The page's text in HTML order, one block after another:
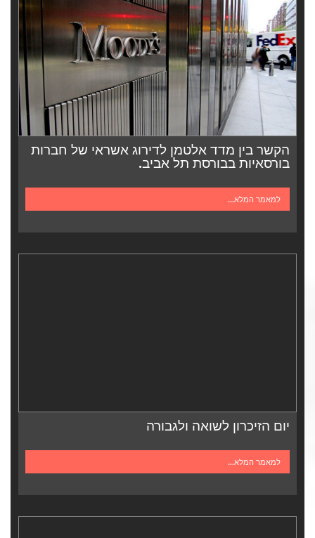
הקשר בין מדד אלטמן לדירוג אשראי של חברות
בורסאיות בבורסת תל אביב.
למאמר המלא...
יום הזיכרון לשואה ולגבורה
למאמר המלא...